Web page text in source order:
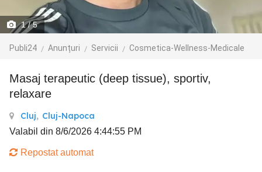
1/ 5
Publi24 Anunțuri Servicii Cosmetica-Wellness-Medicale
Masaj terapeutic (deep tissue), sportiv,
relaxare
Cluj, Cluj-Napoca
Valabil din 8/6/2026 4:44:55 PM
Repostat automat